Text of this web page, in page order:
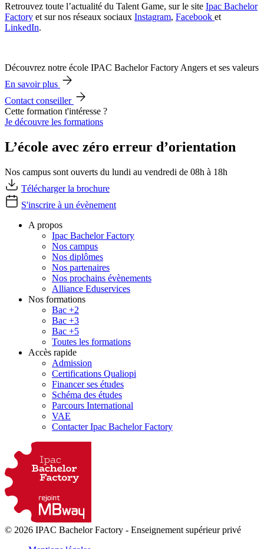
Retrouvez toute l’actualité du Talent Game, sur le site Ipac Bachelor
Factory et sur nos réseaux sociaux Instagram, Facebook et
LinkedIn.
Découvrez notre école IPAC Bachelor Factory Angers et ses valeurs
En savoir plus
Contact conseiller
Cette formation t'intéresse ?
Je découvre les formations
L’école avec zéro erreur d’orientation
Nos campus sont ouverts du lundi au vendredi de 08h à 18h
Télécharger la brochure
S'inscrire à un évènement
A propos
Ipac Bachelor Factory
Nos campus
Nos diplômes
Nos partenaires
Nos prochains évènements
Alliance Eduservices
Nos formations
Bac +2
Bac +3
Bac +5
Toutes les formations
Accès rapide
Admission
Certifications Qualiopi
Financer ses études
Schéma des études
Parcours International
VAE
Contacter Ipac Bachelor Factory
© 2026 IPAC Bachelor Factory - Enseignement supérieur privé